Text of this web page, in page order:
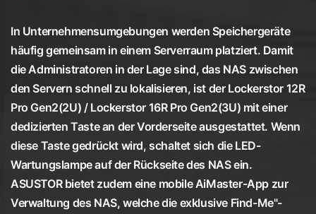
In Unternehmensumgebungen werden Speichergeräte
häufig gemeinsam in einem Serverraum platziert. Damit
die Administratoren in der Lage sind, das NAS zwischen
den Servern schnell zu lokalisieren, ist der Lockerstor 12R
Pro Gen2(2U) / Lockerstor 16R Pro Gen2(3U) mit einer
dedizierten Taste an der Vorderseite ausgestattet. Wenn
diese Taste gedrückt wird, schaltet sich die LED-
Wartungslampe auf der Rückseite des NAS ein.
ASUSTOR bietet zudem eine mobile AiMaster-App zur
Verwaltung des NAS, welche die exklusive Find-Me"-